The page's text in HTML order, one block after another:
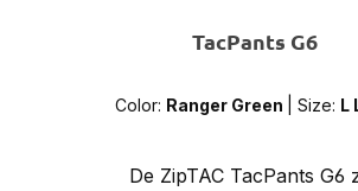
TacPants G6
Color: Ranger Green Size: L
De ZipTAC TacPants G6